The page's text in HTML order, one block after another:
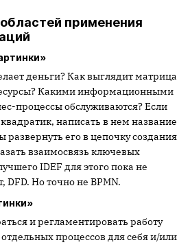
применения
деньги? Как выглядит матрица
Какими информационными
процессы обслуживаются? Если
написать в нем название
развернуть его в цепочку создания
взаимосвязь ключевых
IDEF для этого пока не
DFD. Но точно не BPMN.
и регламентировать работу
процессов для себя и/или